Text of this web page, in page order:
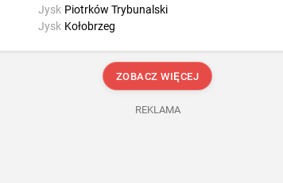
Jysk Piotrków Trybunalski
Jysk Kołobrzeg
ZOBACZ WIĘCEJ
REKLAMA